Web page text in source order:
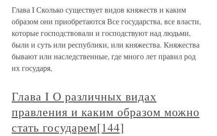
Глава I Сколько существует видов княжеств и каким
образом они приобретаются Все государства, все власти,
которые господствовали и господствуют над людьми,
были и суть или республики, или княжества. Княжества
бывают или наследственные, где много лет правил род
их государя,
Глава I О различных видах
правления и каким образом можно
стать государем[144]